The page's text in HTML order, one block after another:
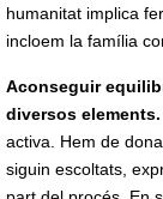
humanitat implica
incloem la família
Aconseguir
diversos elements.
activa. Hem de
siguin escoltats,